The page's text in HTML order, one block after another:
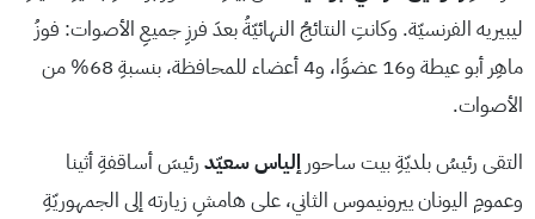
ليبيريه الفرنسيّة. وكانتِ النتائجُ النهائيّةُ بعدَ فرزِ جميعِ الأصوات: فوزُ
ماهِر أبو عيطة و16 عضوًا، و4 أعضاء للمحافظة، بنسبةِ 68% من
الأصوات.
التقى رئيسُ بلديّةِ بيت ساحور إلياس سعيّد رئيسَ أساقفةِ أثينا
وعمومِ اليونان ييرونيموس الثاني، على هامشِ زيارته إلى الجمهوريّةِ